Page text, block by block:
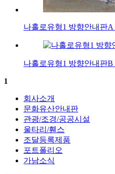
나홀로유형1 방향안내판A
나홀로유형1 방향안내판B
1
회사소개
문화유산안내판
관광/조경/공공시설
울타리/휀스
조달등록제품
포트폴리오
가남소식